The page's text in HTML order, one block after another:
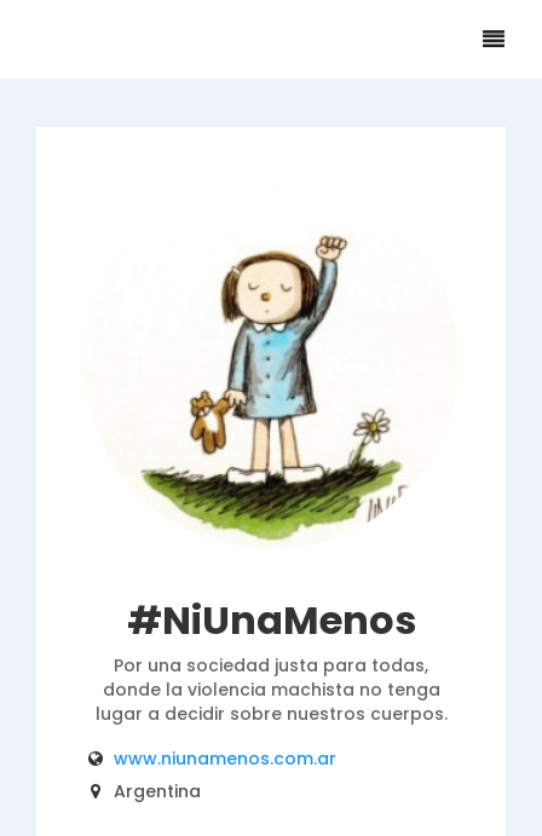
#NiUnaMenos
Por una sociedad justa para todas,
donde la violencia machista no tenga
lugar a decidir sobre nuestros cuerpos.
www.niunamenos.com.ar
Argentina